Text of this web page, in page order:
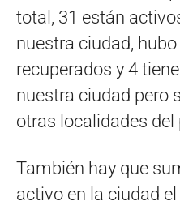
total, 31 están
nuestra ciudad,
recuperados y 4
nuestra ciudad pero
otras localidades del
También hay que
activo en la ciudad